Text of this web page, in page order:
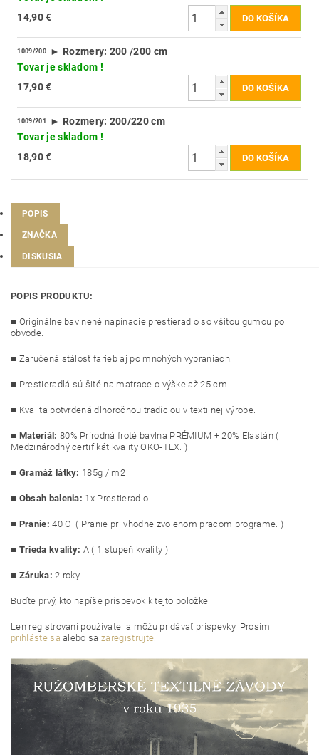
14,90 €
1009/200
► Rozmery: 200 /200 cm
Tovar je skladom !
17,90 €
1009/201
► Rozmery: 200/220 cm
Tovar je skladom !
18,90 €
POPIS
ZNAČKA
DISKUSIA
POPIS PRODUKTU:
■ Originálne bavlnené napínacie prestieradlo so všitou gumou po
obvode.
■ Zaručená stálosť farieb aj po mnohých vypraniach.
■ Prestieradlá sú šité na matrace o výške až 25 cm.
■ Kvalita potvrdená dlhoročnou tradíciou v textilnej výrobe.
■ Materiál: 80% Prírodná froté bavlna PRÉMIUM + 20% Elastán (
Medzinárodný certifikát kvality OKO-TEX. )
■ Gramáž látky: 185g / m2
■ Obsah balenia: 1x Prestieradlo
■ Pranie: 40 C ( Pranie pri vhodne zvolenom pracom programe. )
■ Trieda kvality: A ( 1.stupeň kvality )
■ Záruka: 2 roky
Buďte prvý, kto napíše príspevok k tejto položke.
Len registrovaní používatelia môžu pridávať príspevky. Prosím
prihláste sa alebo sazaregistrujte.